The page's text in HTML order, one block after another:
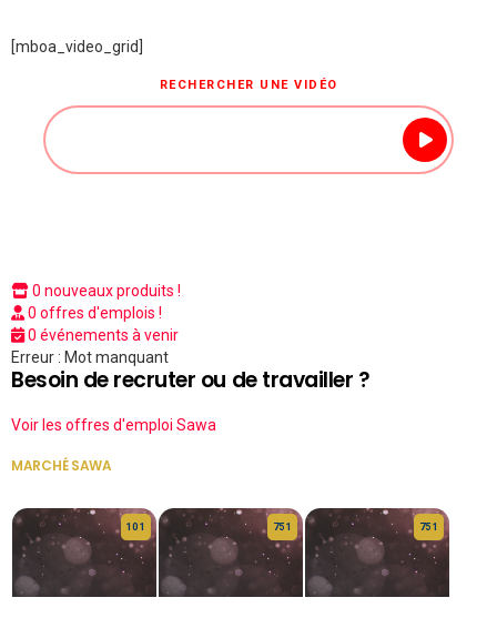
[mboa_video_grid]
RECHERCHER UNE VIDÉO
0 nouveaux produits !
0 offres d'emplois !
0 événements à venir
Erreur : Mot manquant
Besoin de recruter ou de travailler ?
Voir les offres d'emploi Sawa
MARCHÉ SAWA
10 1 75 1 75 1